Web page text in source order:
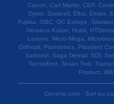
Canon, Carl Martin, CEP,
Dymo, Duracell, Elba, Elmex,
Fujitsu, GBC, GC Europe,
Heraeus Kulzer, Hubit,
Lenovo, Micro-Mega,
Orthopli, Plantronics, Plasdent
Safetool, Saga Dental, SDI,
Tecnodent, Tesan Tork,
Product,
Cecsmo.com - Sarl au